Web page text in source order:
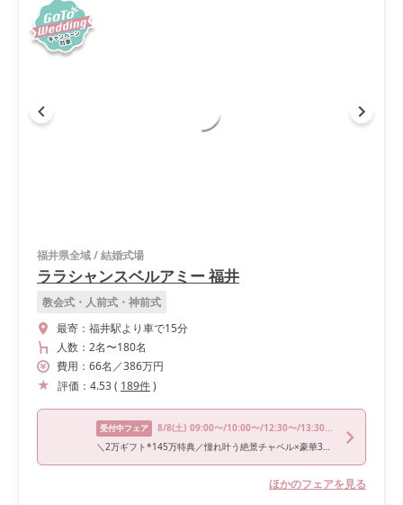
福井県全域/結婚式場
ララシャンスベルアミー 福井
教会式・人前式・神前式
最寄： 福井駅より車で15分
人数： 2名〜180名
費用： 66名 ／386万円
評価： 4.53( 189件)
受付中フェア 8/8(土) 09:00〜/10:00〜/12:30〜/13:30〜/17:00〜
＼2万ギフト*145万特典／憧れ叶う絶景チャペル×豪華3万無料試食
ほかのフェアを見る